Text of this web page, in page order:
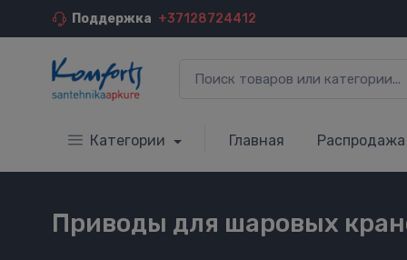
Поддержка +37128724412
Категории Главная Распродажа
Приводы для шаровых